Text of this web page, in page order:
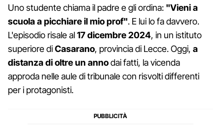
Uno studente chiama il padre e gli ordina: "Vieni a
scuola a picchiare il mio prof". E lui lo fa davvero.
L'episodio risale al17 dicembre 2024, in un istituto
superiore diCasarano, provincia di Lecce. Oggi, a
distanza di oltre un annodai fatti, la vicenda
approda nelle aule di tribunale con risvolti differenti
per i protagonisti.